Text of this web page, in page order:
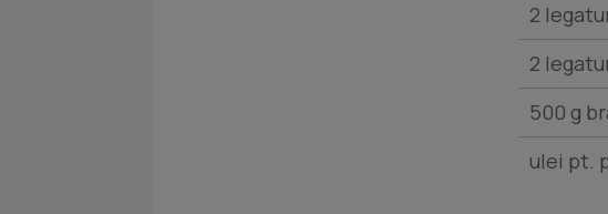
2
2
500 g
ulei pt.